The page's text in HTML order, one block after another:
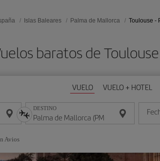
Islas Baleares Palma de Mallorca Toulouse -
baratos de
VUELO VUELO + HOTEL
DESTINO
Avios